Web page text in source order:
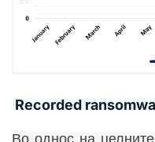
Recorded
Во однос на